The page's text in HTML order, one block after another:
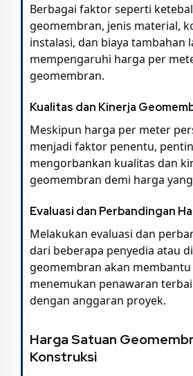
Berbagai faktor seperti
geomembran, jenis material,
instalasi, dan biaya tambahan
mempengaruhi harga per
geomembran.
Kualitas dan Kinerja
Meskipun harga per meter
menjadi faktor penentu,
mengorbankan kualitas dan
geomembran demi harga
Evaluasi dan Perbandingan
Melakukan evaluasi dan
dari beberapa penyedia atau
geomembran akan membantu
menemukan penawaran
dengan anggaran proyek.
Harga Satuan
Konstruksi